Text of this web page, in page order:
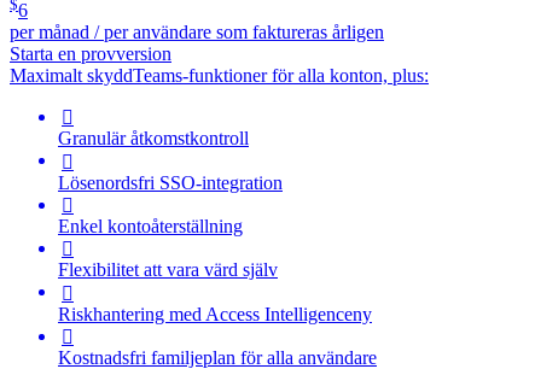
$6
per månad / per användare som faktureras årligen
Starta en provversion
Maximalt skyddTeams-funktioner för alla konton, plus:

Granulär åtkomstkontroll

Lösenordsfri SSO-integration

Enkel kontoåterställning

Flexibilitet att vara värd själv

Riskhantering med Access Intelligenceny

Kostnadsfri familjeplan för alla användare